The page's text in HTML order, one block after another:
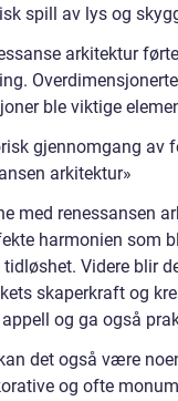
spill av lys og
arkitektur
ble viktige
gjennomgang av
arkitektur»
med renessansen
harmonien som
Videre blir
skaperkraft og
og ga også
det også være
og ofte